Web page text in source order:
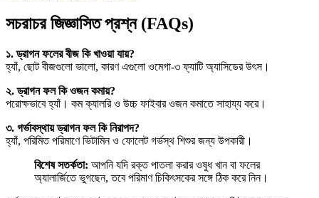
সচরাচর জিজ্ঞাসিত প্রশ্ন (FAQs)
১. ড্রাগন ফলের বীজ কি খাওয়া যায়?
হ্যাঁ, ছোট বীজগুলো ভালো, কারণ এগুলো ওমেগা-৩ ফ্যাটি অ্যাসিডের উৎস।
২. ড্রাগন ফল কি ওজন কমায়?
পরোক্ষভাবে হ্যাঁ। কম ক্যালরি ও উচ্চ ফাইবার ওজন কমাতে সাহায্য করে।
৩. গর্ভাবস্থায় ড্রাগন ফল কি নিরাপদ?
হ্যাঁ, পরিমিত পরিমাণে ভিটামিন ও ফোলেট গর্ভস্থ শিশুর জন্য উপকারী।
বিশেষ সতর্কতা: আপনি যদি রক্ত পাতলা করার ওষুধ খান বা ফলের
অ্যালার্জিতে ভুগছেন, তবে পরিমাণ চিকিৎসকের সঙ্গে ঠিক করে নিন।